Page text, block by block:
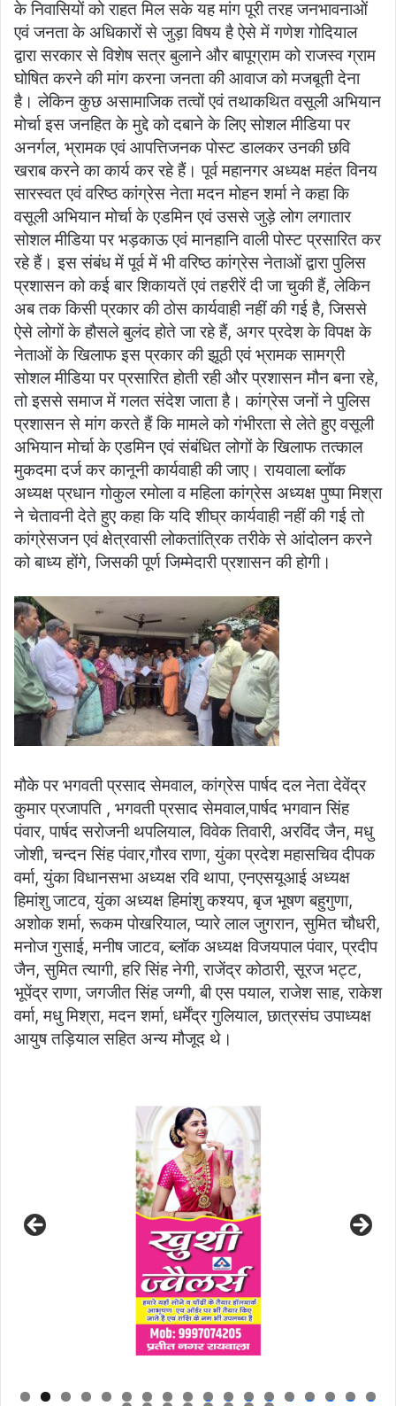
के निवासियों को राहत मिल सके यह मांग पूरी तरह जनभावनाओं
एवं जनता के अधिकारों से जुड़ा विषय है ऐसे में गणेश गोदियाल
द्वारा सरकार से विशेष सत्र बुलाने और बापूग्राम को राजस्व ग्राम
घोषित करने की मांग करना जनता की आवाज को मजबूती देना
है। लेकिन कुछ असामाजिक तत्वों एवं तथाकथित वसूली अभियान
मोर्चा इस जनहित के मुद्दे को दबाने के लिए सोशल मीडिया पर
अनर्गल, भ्रामक एवं आपत्तिजनक पोस्ट डालकर उनकी छवि
खराब करने का कार्य कर रहे हैं। पूर्व महानगर अध्यक्ष महंत विनय
सारस्वत एवं वरिष्ठ कांग्रेस नेता मदन मोहन शर्मा ने कहा कि
वसूली अभियान मोर्चा के एडमिन एवं उससे जुड़े लोग लगातार
सोशल मीडिया पर भड़काऊ एवं मानहानि वाली पोस्ट प्रसारित कर
रहे हैं। इस संबंध में पूर्व में भी वरिष्ठ कांग्रेस नेताओं द्वारा पुलिस
प्रशासन को कई बार शिकायतें एवं तहरीरें दी जा चुकी हैं, लेकिन
अब तक किसी प्रकार की ठोस कार्यवाही नहीं की गई है, जिससे
ऐसे लोगों के हौसले बुलंद होते जा रहे हैं, अगर प्रदेश के विपक्ष के
नेताओं के खिलाफ इस प्रकार की झूठी एवं भ्रामक सामग्री
सोशल मीडिया पर प्रसारित होती रही और प्रशासन मौन बना रहे,
तो इससे समाज में गलत संदेश जाता है। कांग्रेस जनों ने पुलिस
प्रशासन से मांग करते हैं कि मामले को गंभीरता से लेते हुए वसूली
अभियान मोर्चा के एडमिन एवं संबंधित लोगों के खिलाफ तत्काल
मुकदमा दर्ज कर कानूनी कार्यवाही की जाए। रायवाला ब्लॉक
अध्यक्ष प्रधान गोकुल रमोला व महिला कांग्रेस अध्यक्ष पुष्पा मिश्रा
ने चेतावनी देते हुए कहा कि यदि शीघ्र कार्यवाही नहीं की गई तो
कांग्रेसजन एवं क्षेत्रवासी लोकतांत्रिक तरीके से आंदोलन करने
को बाध्य होंगे, जिसकी पूर्ण जिम्मेदारी प्रशासन की होगी।
मौके पर भगवती प्रसाद सेमवाल, कांग्रेस पार्षद दल नेता देवेंद्र
कुमार प्रजापति , भगवती प्रसाद सेमवाल,पार्षद भगवान सिंह
पंवार, पार्षद सरोजनी थपलियाल, विवेक तिवारी, अरविंद जैन, मधु
जोशी, चन्दन सिंह पंवार,गौरव राणा, युंका प्रदेश महासचिव दीपक
वर्मा, युंका विधानसभा अध्यक्ष रवि थापा, एनएसयूआई अध्यक्ष
हिमांशु जाटव, युंका अध्यक्ष हिमांशु कश्यप, बृज भूषण बहुगुणा,
अशोक शर्मा, रूकम पोखरियाल, प्यारे लाल जुगरान, सुमित चौधरी,
मनोज गुसाई, मनीष जाटव, ब्लॉक अध्यक्ष विजयपाल पंवार, प्रदीप
जैन, सुमित त्यागी, हरि सिंह नेगी, राजेंद्र कोठारी, सूरज भट्ट,
भूपेंद्र राणा, जगजीत सिंह जग्गी, बी एस पयाल, राजेश साह, राकेश
वर्मा, मधु मिश्रा, मदन शर्मा, धर्मेंद्र गुलियाल, छात्रसंघ उपाध्यक्ष
आयुष तड़ियाल सहित अन्य मौजूद थे।